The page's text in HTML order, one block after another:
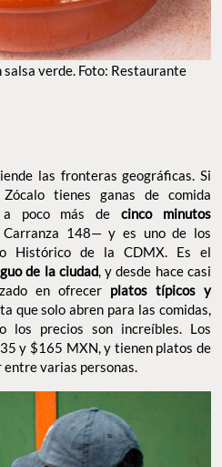
salsa verde. Foto: Restaurante
las fronteras geográficas. Si
tienes ganas de comida
poco más decinco minutos
148— y es uno de los
Histórico de la CDMX. Es el
de la ciudad, y desde hace casi
en ofrecer platos típicos y
que solo abren para las comidas,
los precios son increíbles. Los
y $165 MXN, y tienen platos de
varias personas.